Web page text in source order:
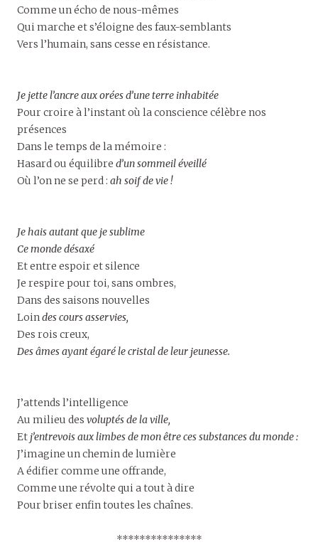
Comme un écho de nous-mêmes
Qui marche et s’éloigne des faux-semblants
Vers l’humain, sans cesse en résistance.
Je jette l’ancre aux orées d’une terre inhabitée
Pour croire à l’instant où la conscience célèbre nos
présences
Dans le temps de la mémoire :
Hasard ou équilibre d’un sommeil éveillé
Où l’on ne se perd : ah soif de vie !
Je hais autant que je sublime
Ce monde désaxé
Et entre espoir et silence
Je respire pour toi, sans ombres,
Dans des saisons nouvelles
Loindes cours asservies,
Des rois creux,
Des âmes ayant égaré le cristal de leur jeunesse.
J’attends l’intelligence
Au milieu des voluptés de la ville,
Et j’entrevois aux limbes de mon être ces substances du monde :
J’imagine un chemin de lumière
A édifier comme une offrande,
Comme une révolte qui a tout à dire
Pour briser enfin toutes les chaînes.
***************